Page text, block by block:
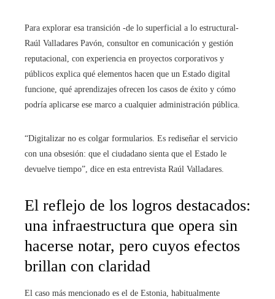
Para explorar esa transición -de lo superficial a lo estructural-
Raúl Valladares Pavón, consultor en comunicación y gestión
reputacional, con experiencia en proyectos corporativos y
públicos explica qué elementos hacen que un Estado digital
funcione, qué aprendizajes ofrecen los casos de éxito y cómo
podría aplicarse ese marco a cualquier administración pública.
“Digitalizar no es colgar formularios. Es rediseñar el servicio
con una obsesión: que el ciudadano sienta que el Estado le
devuelve tiempo”, dice en esta entrevista Raúl Valladares.
El reflejo de los logros destacados:
una infraestructura que opera sin
hacerse notar, pero cuyos efectos
brillan con claridad
El caso más mencionado es el de Estonia, habitualmente